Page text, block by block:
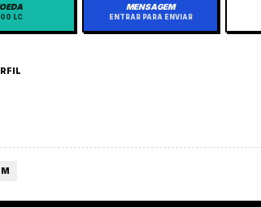
LC
MENSAGEM
ENTRAR PARA ENVIAR